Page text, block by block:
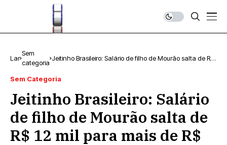
Lar
Sem
categoria
Jeitinho Brasileiro: Salário de filho de Mourão salta de R$
Sem Categoria
Jeitinho Brasileiro: Salário
de filho de Mourão salta de
R$ 12 mil para mais de R$